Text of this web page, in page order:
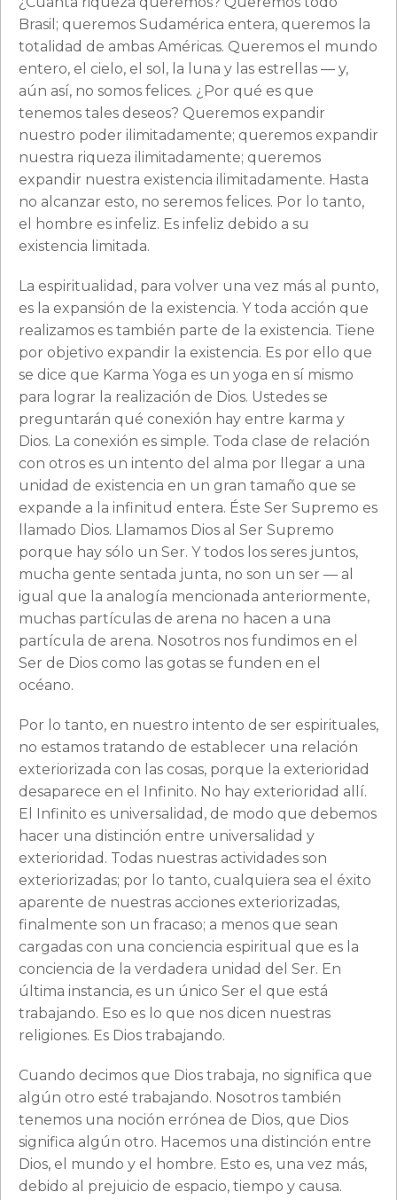
Brasil; queremos Sudamérica entera, queremos la
totalidad de ambas Américas. Queremos el mundo
entero, el cielo, el sol, la luna y las estrellas — y,
aún así, no somos felices. ¿Por qué es que
tenemos tales deseos? Queremos expandir
nuestro poder ilimitadamente; queremos expandir
nuestra riqueza ilimitadamente; queremos
expandir nuestra existencia ilimitadamente. Hasta
no alcanzar esto, no seremos felices. Por lo tanto,
el hombre es infeliz. Es infeliz debido a su
existencia limitada.
La espiritualidad, para volver una vez más al punto,
es la expansión de la existencia. Y toda acción que
realizamos es también parte de la existencia. Tiene
por objetivo expandir la existencia. Es por ello que
se dice que Karma Yoga es un yoga en sí mismo
para lograr la realización de Dios. Ustedes se
preguntarán qué conexión hay entre karma y
Dios. La conexión es simple. Toda clase de relación
con otros es un intento del alma por llegar a una
unidad de existencia en un gran tamaño que se
expande a la infinitud entera. Éste Ser Supremo es
llamado Dios. Llamamos Dios al Ser Supremo
porque hay sólo un Ser. Y todos los seres juntos,
mucha gente sentada junta, no son un ser — al
igual que la analogía mencionada anteriormente,
muchas partículas de arena no hacen a una
partícula de arena. Nosotros nos fundimos en el
Ser de Dios como las gotas se funden en el
océano.
Por lo tanto, en nuestro intento de ser espirituales,
no estamos tratando de establecer una relación
exteriorizada con las cosas, porque la exterioridad
desaparece en el Infinito. No hay exterioridad allí.
El Infinito es universalidad, de modo que debemos
hacer una distinción entre universalidad y
exterioridad. Todas nuestras actividades son
exteriorizadas; por lo tanto, cualquiera sea el éxito
aparente de nuestras acciones exteriorizadas,
finalmente son un fracaso; a menos que sean
cargadas con una conciencia espiritual que es la
conciencia de la verdadera unidad del Ser. En
última instancia, es un único Ser el que está
trabajando. Eso es lo que nos dicen nuestras
religiones. Es Dios trabajando.
Cuando decimos que Dios trabaja, no significa que
algún otro esté trabajando. Nosotros también
tenemos una noción errónea de Dios, que Dios
significa algún otro. Hacemos una distinción entre
Dios, el mundo y el hombre. Esto es, una vez más,
debido al prejuicio de espacio, tiempo y causa.